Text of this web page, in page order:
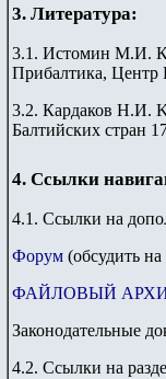
3. Литература:
3.1. Истомин М.И.
Прибалтика, Центр
3.2. Кардаков Н.И.
Балтийских стран
4. Ссылки
4.1. Ссылки на
Форум (обсудить
ФАЙЛОВЫЙ
Законодательные
4.2. Ссылки на